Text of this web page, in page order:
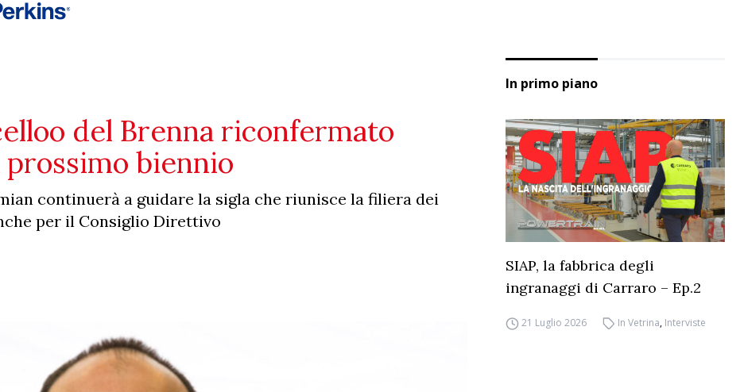
del Brenna riconfermato
biennio
continuerà a guidare la sigla che riunisce la filiera dei
per il Consiglio Direttivo
In primo piano
SIAP, la fabbrica degli
ingranaggi di Carraro – Ep.2
21 Luglio 2026 In Vetrina, Interviste